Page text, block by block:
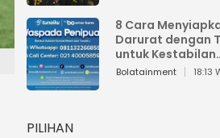
8 Cara
Darurat dengan
untuk Kestabilan
Keuangan
Bolatainment 18:13
PILIHAN